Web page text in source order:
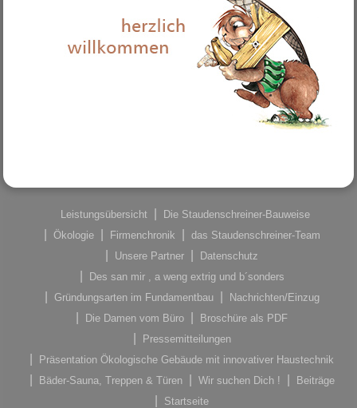
Leistungsübersicht
Die Staudenschreiner-Bauweise
Ökologie
Firmenchronik
das Staudenschreiner-Team
Unsere Partner
Datenschutz
Des san mir , a weng extrig und b´sonders
Gründungsarten im Fundamentbau
Nachrichten/Einzug
Die Damen vom Büro
Broschüre als PDF
Pressemitteilungen
Präsentation Ökologische Gebäude mit innovativer Haustechnik
Bäder-Sauna, Treppen & Türen
Wir suchen Dich !
Beiträge
Startseite